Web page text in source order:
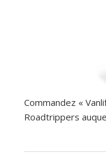
Commandez «
Roadtrippers